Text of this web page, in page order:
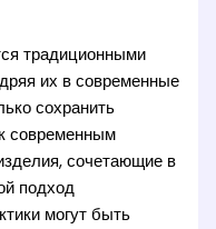
традиционными
их в современные
сохранить
современным
сочетающие в
подход
могут быть